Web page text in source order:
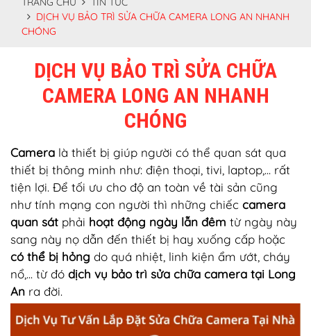
DỊCH VỤ BẢO TRÌ SỬA CHỮA CAMERA LONG AN NHANH
CHÓNG
DỊCH VỤ BẢO TRÌ SỬA CHỮA
CAMERA LONG AN NHANH
CHÓNG
Camera là thiết bị giúp người có thể quan sát qua
thiết bị thông minh như: điện thoại, tivi, laptop,... rất
tiện lợi. Để tối ưu cho độ an toàn về tài sản cũng
như tính mạng con người thì những chiếc camera
quan sát phải hoạt động ngày lẫn đêm từ ngày này
sang này nọ dẫn đến thiết bị hay xuống cấp hoặc
có thể bị hỏng do quá nhiệt, linh kiện ẩm ướt, cháy
nổ,... từ đó dịch vụ bảo trì sửa chữa camera tại Long
An ra đời.